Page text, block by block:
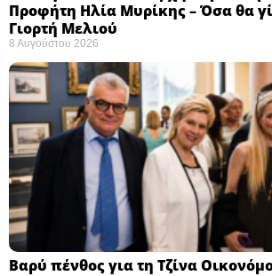
Προφήτη Ηλία Μυρίκης – Όσα θα
Γιορτή Μελιού
8 Αυγούστου 2026
Βαρύ πένθος για τη Τζίνα